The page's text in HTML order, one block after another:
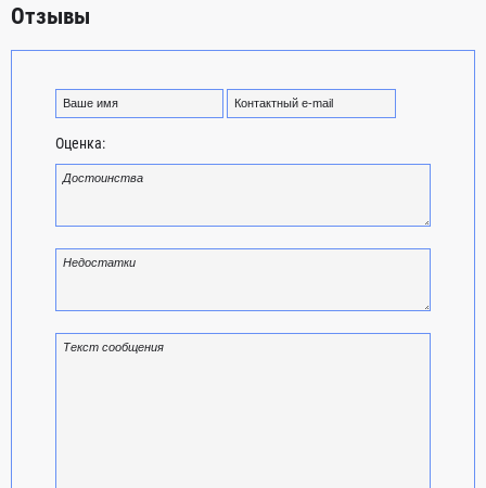
Отзывы
Оценка: